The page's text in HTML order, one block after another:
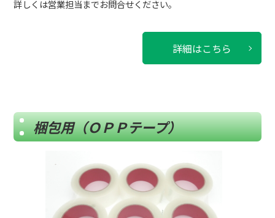
詳しくは営業担当までお問合せください。
詳細はこちら
梱包用（ＯＰＰテープ）